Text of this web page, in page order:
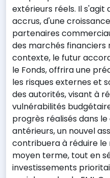
extérieurs réels. Il s'agit
accrus, d'une
partenaires
des marchés financiers
contexte, le futur
le Fonds, offrira une
les risques externes et
des autorités, visant à
vulnérabilités
progrès réalisés dans
antérieurs, un nouvel
contribuera à réduire
moyen terme, tout en
investissements